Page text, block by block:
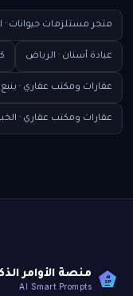
متجر مستلزمات حيوانات ·
عيادة أسنان · الرياض
عقارات ومكتب عقاري · ينبع
عقارات ومكتب عقاري · الخبر
AI
SP
منصة الأوامر
AI Smart Prompts